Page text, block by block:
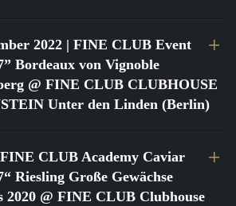
2022 | FINE CLUB Event
Bordeaux von Vignoble
@ FINE CLUB CLUBHOUSE
Unter den Linden (Berlin)
CLUB Academy Caviar
Riesling Große Gewächse
2020 @ FINE CLUB Clubhouse